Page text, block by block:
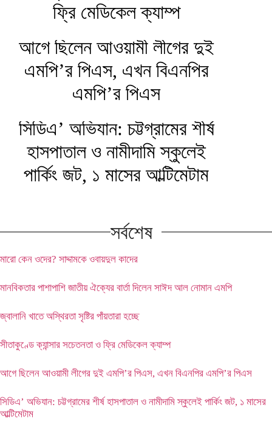
ফ্রি মেডিকেল ক্যাম্প
আগে ছিলেন আওয়ামী লীগের দুই
এমপি’র পিএস, এখন বিএনপির
এমপি’র পিএস
সিডিএ’ অভিযান: চট্টগ্রামের শীর্ষ
হাসপাতাল ও নামীদামি স্কুলেই
পার্কিং জট, ১ মাসের আল্টিমেটাম
সর্বশেষ
মারো কেন ওদের? সাদ্দামকে ওবায়দুল কাদের
মানবিকতার পাশাপাশি জাতীয় ঐক্যের বার্তা দিলেন সাঈদ আল নোমান এমপি
জ্বালানি খাতে অস্থিরতা সৃষ্টির পাঁয়তারা হচ্ছে
সীতাকুণ্ডে ক্যান্সার সচেতনতা ও ফ্রি মেডিকেল ক্যাম্প
আগে ছিলেন আওয়ামী লীগের দুই এমপি’র পিএস, এখন বিএনপির এমপি’র পিএস
সিডিএ’ অভিযান: চট্টগ্রামের শীর্ষ হাসপাতাল ও নামীদামি স্কুলেই পার্কিং জট, ১ মাসের
আল্টিমেটাম